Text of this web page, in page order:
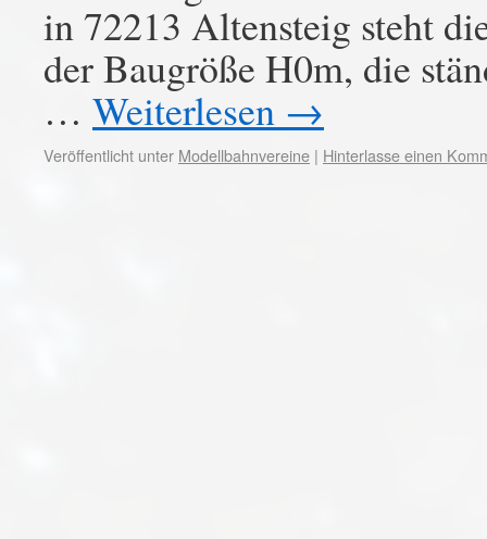
in 72213 Altensteig steht
der Baugröße H0m, die
… Weiterlesen →
Veröffentlicht unter Modellbahnvereine | Hinterlasse einen